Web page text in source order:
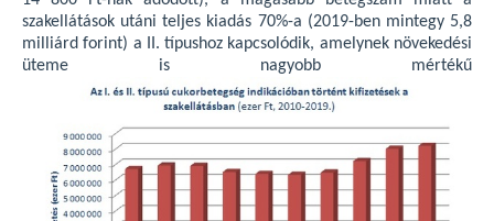
szakellátások utáni teljes kiadás 70%-a (2019-ben mintegy 5,8
milliárd forint) a II. típushoz kapcsolódik, amelynek növekedési
üteme is nagyobb mértékű